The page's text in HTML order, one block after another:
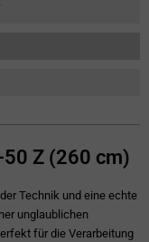
50 Z (260 cm)
Technik und eine echte
unglaublichen
für die Verarbeitung